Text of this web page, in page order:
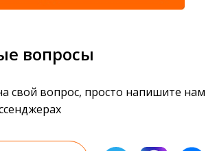
вопросы
свой вопрос, просто напишите